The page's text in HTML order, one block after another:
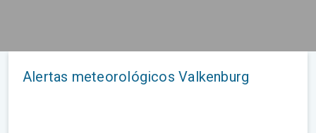
Alertas meteorológicos Valkenburg